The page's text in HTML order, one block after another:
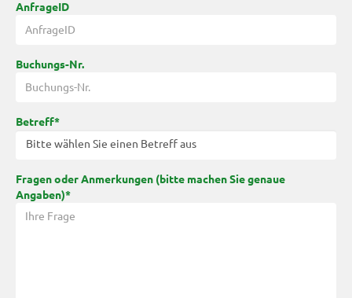
AnfrageID
Buchungs-Nr.
Betreff*
Fragen oder Anmerkungen (bitte machen Sie genaue
Angaben)*